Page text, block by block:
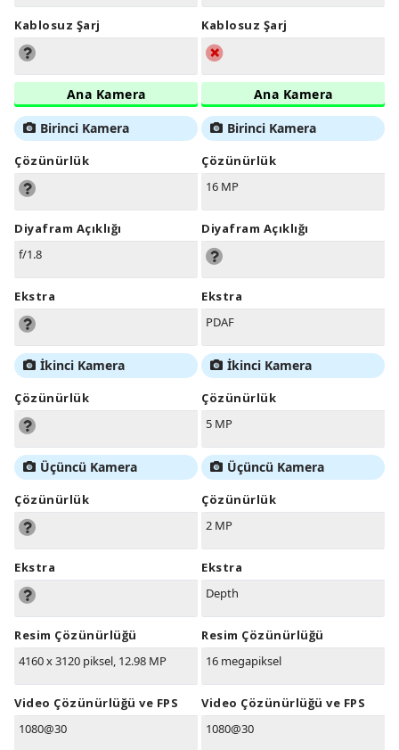
Kablosuz Şarj
Ana Kamera
Birinci Kamera
Çözünürlük
Diyafram Açıklığı
f/1.8
Ekstra
İkinci Kamera
Çözünürlük
Üçüncü Kamera
Çözünürlük
Ekstra
Resim Çözünürlüğü
4160 x 3120 piksel, 12.98 MP
Video Çözünürlüğü ve FPS
1080@30
Kablosuz Şarj
Ana Kamera
Birinci Kamera
Çözünürlük
16 MP
Diyafram Açıklığı
Ekstra
PDAF
İkinci Kamera
Çözünürlük
5 MP
Üçüncü Kamera
Çözünürlük
2 MP
Ekstra
Depth
Resim Çözünürlüğü
16 megapiksel
Video Çözünürlüğü ve FPS
1080@30